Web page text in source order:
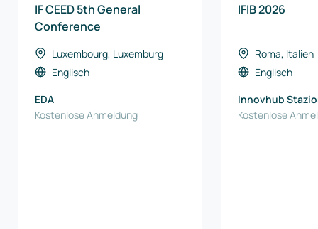
IF CEED 5th General
Conference
Luxembourg, Luxemburg
Englisch
EDA
Kostenlose Anmeldung
IFIB 2026
Roma, Italien
Englisch
Innovhub
Sperimentali
Kostenlose